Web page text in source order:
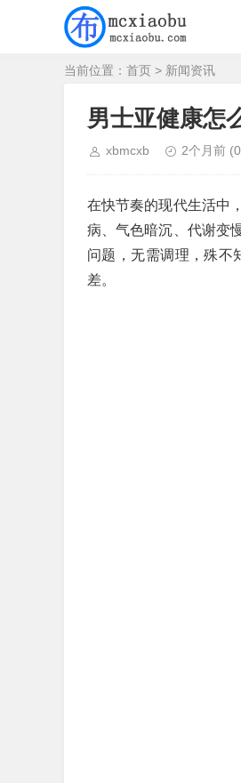
当前位置： 首页 > 新闻资讯
男士亚健康怎
xbmcxb 2个月前
在快节奏的现代生活中
病、气色暗沉、代谢变
问题，无需调理，殊不
差。